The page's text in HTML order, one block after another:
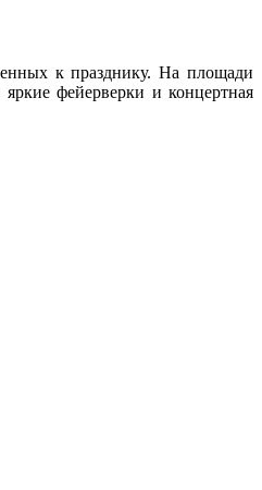
к празднику. На площади
фейерверки и концертная